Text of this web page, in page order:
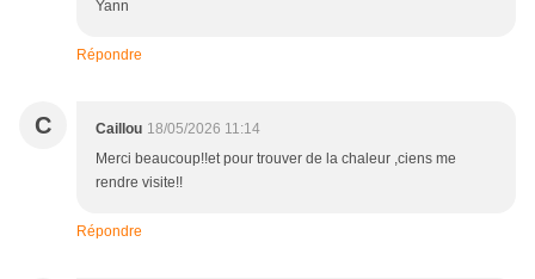
Yann
Répondre
C Caillou 18/05/2026 11:14
Merci beaucoup!!et pour trouver de la chaleur ,ciens me
rendre visite!!
Répondre